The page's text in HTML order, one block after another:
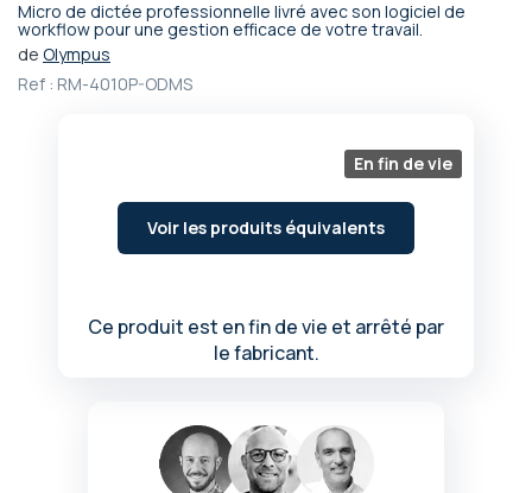
Micro de dictée professionnelle livré avec son logiciel de
workflow pour une gestion efficace de votre travail.
de Olympus
Ref : RM-4010P-ODMS
En fin de vie
Voir les produits équivalents
Ce produit est en fin de vie et arrêté par
le fabricant.
Passer
au
début
de